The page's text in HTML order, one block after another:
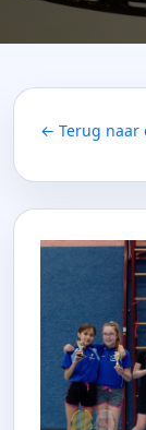
← Terug naar